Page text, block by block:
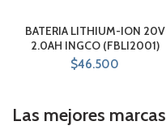
BATERIA LITHIUM-ION 20V
2.0AH INGCO (FBLI2001)
$46.500
Las mejores marcas